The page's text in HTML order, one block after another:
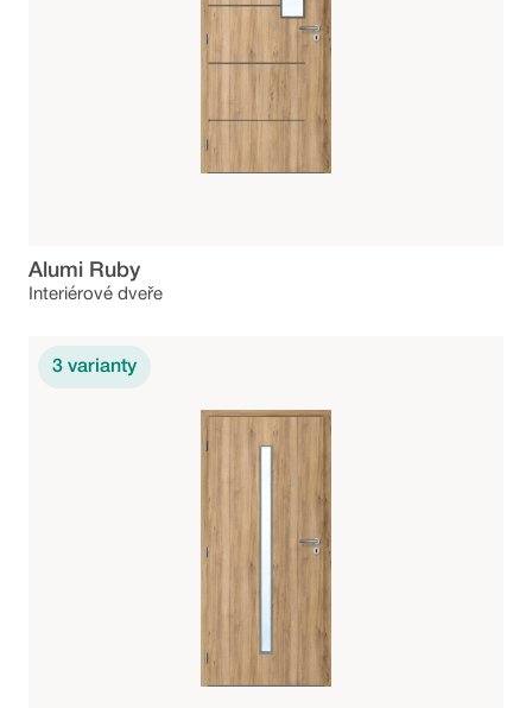
Alumi Ruby
Interiérové dveře
3 varianty